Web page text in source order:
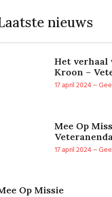
nieuws
Het verhaal
Kroon –
17 april 2024
Mee Op
17 april 2024
Op Missie